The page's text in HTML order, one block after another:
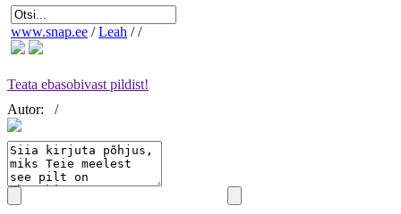
www.snap.ee / Leah / /
Teata ebasobivast pildist!
Autor:
/